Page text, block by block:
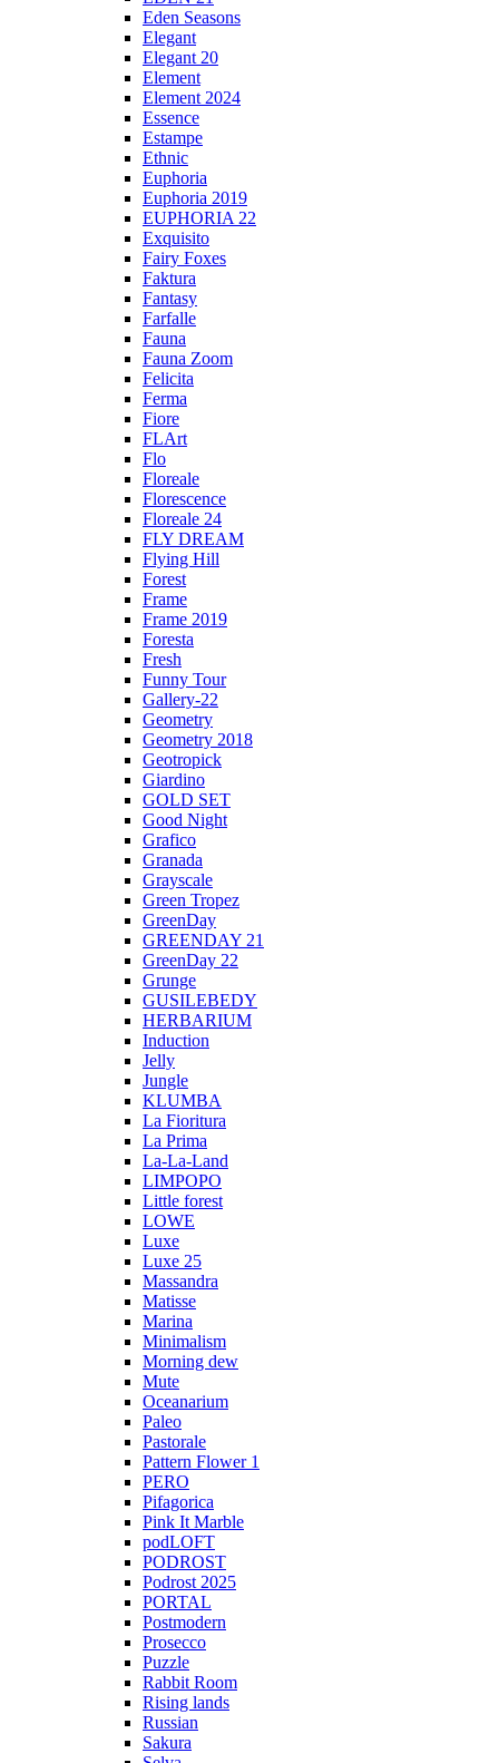
Eden Seasons
Elegant
Elegant 20
Element
Element 2024
Essence
Estampe
Ethnic
Euphoria
Euphoria 2019
EUPHORIA 22
Exquisito
Fairy Foxes
Faktura
Fantasy
Farfalle
Fauna
Fauna Zoom
Felicita
Ferma
Fiore
FLArt
Flo
Floreale
Florescence
Floreale 24
FLY DREAM
Flying Hill
Forest
Frame
Frame 2019
Foresta
Fresh
Funny Tour
Gallery-22
Geometry
Geometry 2018
Geotropick
Giardino
GOLD SET
Good Night
Grafico
Granada
Grayscale
Green Tropez
GreenDay
GREENDAY 21
GreenDay 22
Grunge
GUSILEBEDY
HERBARIUM
Induction
Jelly
Jungle
KLUMBA
La Fioritura
La Prima
La-La-Land
LIMPOPO
Little forest
LOWE
Luxe
Luxe 25
Massandra
Matisse
Marina
Minimalism
Morning dew
Mute
Oceanarium
Paleo
Pastorale
Pattern Flower 1
PERO
Pifagorica
Pink It Marble
podLOFT
PODROST
Podrost 2025
PORTAL
Postmodern
Prosecco
Puzzle
Rabbit Room
Rising lands
Russian
Sakura